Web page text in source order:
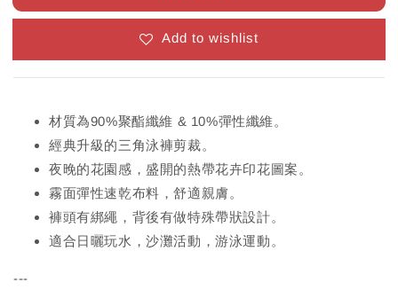
Add to wishlist
材質為90%聚酯纖維 & 10%彈性纖維。
經典升級的三角泳褲剪裁。
夜晚的花園感，盛開的熱帶花卉印花圖案。
霧面彈性速乾布料，舒適親膚。
褲頭有綁繩，背後有做特殊帶狀設計。
適合日曬玩水，沙灘活動，游泳運動。
---